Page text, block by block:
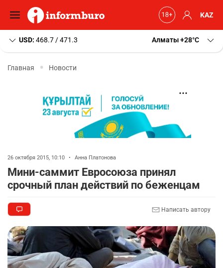
KAZ
USD: 468.7 / 471.3 Алматы+28 C
Главная Новости
26 октября 2015, 10:10 • Анна Платонова
Мини-саммит Евросоюза принял
срочный план действий по беженцам
Написать автору